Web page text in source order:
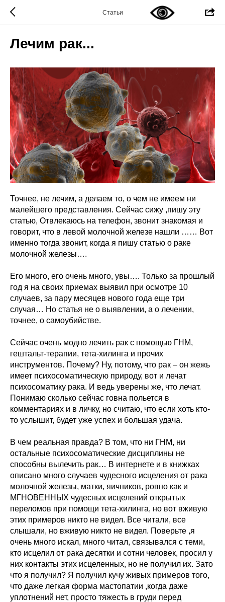
Статьи
Лечим рак...
Точнее, не лечим, а делаем то, о чем не имеем ни
малейшего представления. Сейчас сижу ,пишу эту
статью, Отвлекаюсь на телефон, звонит знакомая и
говорит, что в левой молочной железе нашли …… Вот
именно тогда звонит, когда я пишу статью о раке
молочной железы….
Его много, его очень много, увы…. Только за прошлый
год я на своих приемах выявил при осмотре 10
случаев, за пару месяцев нового года еще три
случая… Но статья не о выявлении, а о лечении,
точнее, о самоубийстве.
Сейчас очень модно лечить рак с помощью ГНМ,
гештальт-терапии, тета-хилинга и прочих
инструментов. Почему? Ну, потому, что рак – он жежь
имеет психосоматическую природу, вот и лечат
психосоматику рака. И ведь уверены же, что лечат.
Понимаю сколько сейчас говна польется в
комментариях и в личку, но считаю, что если хоть кто-
то услышит, будет уже успех и большая удача.
В чем реальная правда? В том, что ни ГНМ, ни
остальные психосоматические дисциплины не
способны вылечить рак… В интернете и в книжках
описано много случаев чудесного исцеления от рака
молочной железы, матки, яичников, ровно как и
МГНОВЕННЫХ чудесных исцелений открытых
переломов при помощи тета-хилинга, но вот вживую
этих примеров никто не видел. Все читали, все
слышали, но вживую никто не видел. Поверьте ,я
очень много искал, много читал, связывался с теми,
кто исцелил от рака десятки и сотни человек, просил у
них контакты этих исцеленных, но не получил их. Зато
что я получил? Я получил кучу живых примеров того,
что даже легкая форма мастопатии ,когда даже
уплотнений нет, просто тяжесть в груди перед